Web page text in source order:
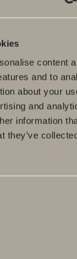
content
and to
about your
and
information
they’ve
brusehylde
forskellige
helhed.